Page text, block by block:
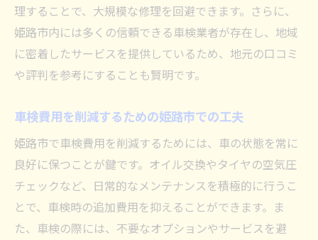
理することで、大規模な修理を回避できます。さらに、
姫路市内には多くの信頼できる車検業者が存在し、地域
に密着したサービスを提供しているため、地元の口コミ
や評判を参考にすることも賢明です。
車検費用を削減するための姫路市での工夫
姫路市で車検費用を削減するためには、車の状態を常に
良好に保つことが鍵です。オイル交換やタイヤの空気圧
チェックなど、日常的なメンテナンスを積極的に行うこ
とで、車検時の追加費用を抑えることができます。ま
た、車検の際には、不要なオプションやサービスを避